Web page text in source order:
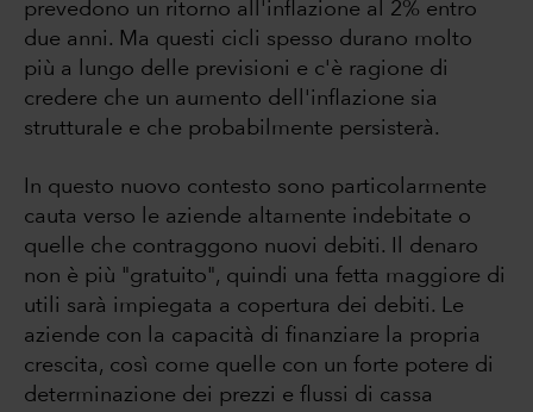
prevedono un ritorno all'inflazione al 2% entro
due anni. Ma questi cicli spesso durano molto
più a lungo delle previsioni e c'è ragione di
credere che un aumento dell'inflazione sia
strutturale e che probabilmente persisterà.
In questo nuovo contesto sono particolarmente
cauta verso le aziende altamente indebitate o
quelle che contraggono nuovi debiti. Il denaro
non è più "gratuito", quindi una fetta maggiore di
utili sarà impiegata a copertura dei debiti. Le
aziende con la capacità di finanziare la propria
crescita, così come quelle con un forte potere di
determinazione dei prezzi e flussi di cassa